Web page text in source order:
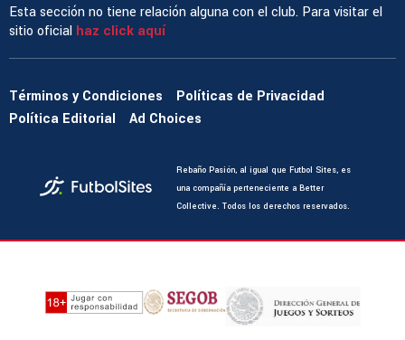
Esta sección no tiene relación alguna con el club. Para visitar el
sitio oficial haz click aquí
Términos y Condiciones
Políticas de Privacidad
Política Editorial
Ad Choices
Rebaño Pasión, al igual que Futbol Sites, es
una compañía perteneciente a Better
Collective. Todos los derechos reservados.